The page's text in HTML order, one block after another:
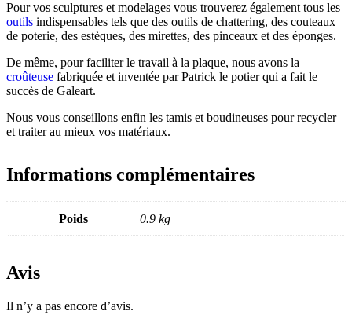
Pour vos sculptures et modelages vous trouverez également tous les
outils indispensables tels que des outils de chattering, des couteaux
de poterie, des estèques, des mirettes, des pinceaux et des éponges.
De même, pour faciliter le travail à la plaque, nous avons la
croûteuse fabriquée et inventée par Patrick le potier qui a fait le
succès de Galeart.
Nous vous conseillons enfin les tamis et boudineuses pour recycler
et traiter au mieux vos matériaux.
Informations complémentaires
Poids 0.9 kg
Avis
Il n’y a pas encore d’avis.